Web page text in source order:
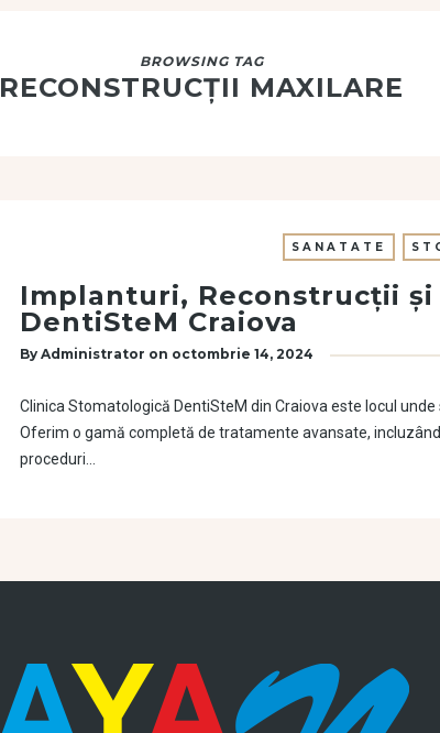
BROWSING TAG
RECONSTRUCȚII MAXILARE
SANATATE
Implanturi, Reconstrucții
DentiSteM Craiova
By Administrator on octombrie 14, 2024
Clinica Stomatologică DentiSteM din Craiova este locul
Oferim o gamă completă de tratamente avansate,
proceduri…